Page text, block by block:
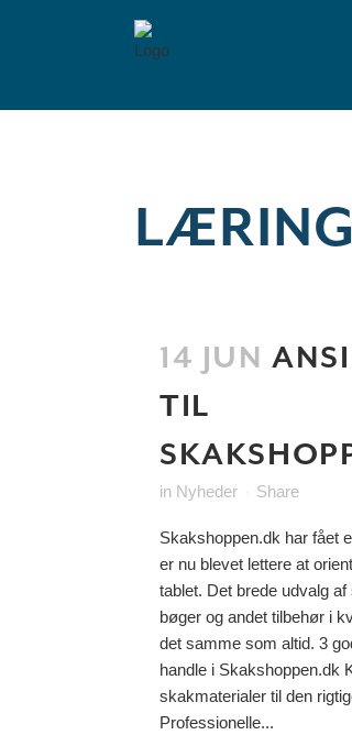
14 JUN
TIL
in Nyheder Share
Skakshoppen.dk har fået
er nu blevet lettere at
tablet. Det brede udvalg
bøger og andet tilbehør i
det samme som altid. 3
handle i Skakshoppen.dk
skakmaterialer til den
Professionelle...